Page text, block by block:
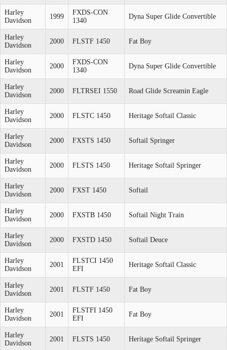
Harley
Davidson
1999
FXDS-CON
1340
Dyna Super Glide Convertible
Harley
Davidson
2000 FLSTF 1450 Fat Boy
Harley
Davidson
2000
FXDS-CON
1340
Dyna Super Glide Convertible
Harley
Davidson
2000 FLTRSEI 1550 Road Glide Screamin Eagle
Harley
Davidson
2000 FLSTC 1450 Heritage Softail Classic
Harley
Davidson
2000 FXSTS 1450 Softail Springer
Harley
Davidson
2000 FLSTS 1450 Heritage Softail Springer
Harley
Davidson
2000 FXST 1450 Softail
Harley
Davidson
2000 FXSTB 1450 Softail Night Train
Harley
Davidson
2000 FXSTD 1450 Softail Deuce
Harley
Davidson
2001
FLSTCI 1450
EFI
Heritage Softail Classic
Harley
Davidson
2001 FLSTF 1450 Fat Boy
Harley
Davidson
2001
FLSTFI 1450
EFI
Fat Boy
Harley
Davidson
2001 FLSTS 1450 Heritage Softail Springer